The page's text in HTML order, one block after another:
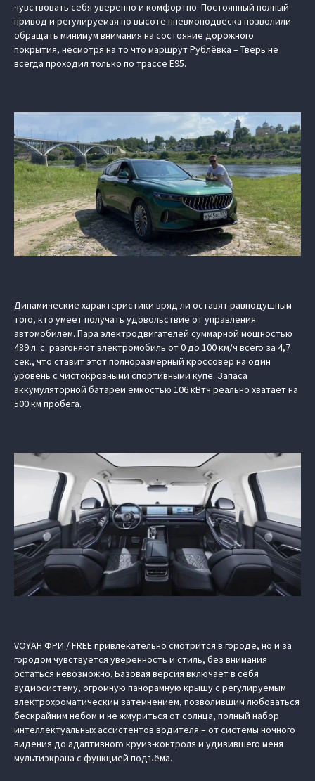
чувствовать себя уверенно и комфортно. Постоянный полный
привод и регулируемая по высоте пневмоподвеска позволили
обращать минимум внимания на состояние дорожного
покрытия, несмотря на то что маршрут Рублёвка – Тверь не
всегда проходил только по трассе Е95.
Динамические характеристики вряд ли оставят равнодушным
того, кто умеет получать удовольствие от управления
автомобилем. Пара электродвигателей суммарной мощностью
489 л. с. разгоняют электромобиль от 0 до 100 км/ч всего за 4,7
сек., что ставит этот полноразмерный кроссовер на один
уровень с чистокровными спортивными купе. Запаса
аккумуляторной батареи ёмкостью 106 кВтч реально хватает на
500 км пробега.
VOYAH ФРИ / FREE привлекательно смотрится в городе, но и за
городом чувствуется уверенность и стиль, без внимания
остаться невозможно. Базовая версия включает в себя
аудиосистему, огромную панорамную крышу с регулируемым
электрохроматическим затемнением, позволившим любоваться
бескрайним небом и не жмуриться от солнца, полный набор
интеллектуальных ассистентов водителя – от системы ночного
видения до адаптивного круиз-контроля и удивившего меня
мультиэкрана с функцией подъёма.